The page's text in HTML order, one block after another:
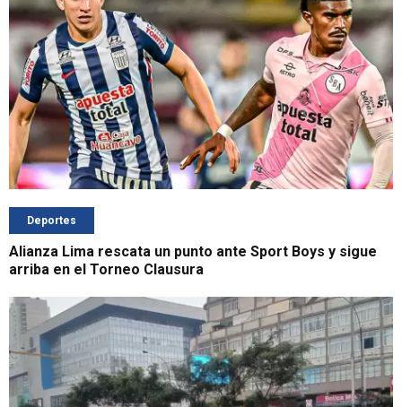
Deportes
Alianza Lima rescata un punto ante Sport Boys y sigue
arriba en el Torneo Clausura